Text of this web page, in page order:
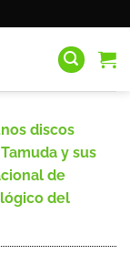
discos
y sus
de
del